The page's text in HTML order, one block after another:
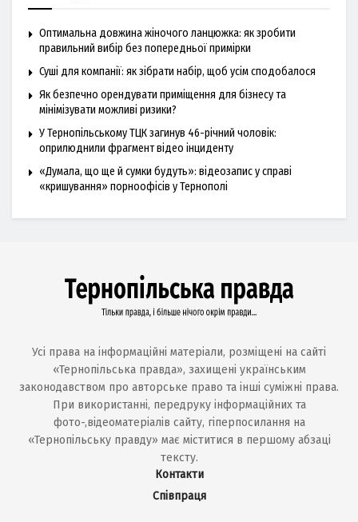
Оптимальна довжина жіночого ланцюжка: як зробити
правильний вибір без попередньої примірки
Суші для компанії: як зібрати набір, щоб усім сподобалося
Як безпечно орендувати приміщення для бізнесу та
мінімізувати можливі ризики?
У Тернопільському ТЦК загинув 46-річний чоловік:
оприлюднили фрагмент відео інциденту
«Думала, що ще й сумки будуть»: відеозапис у справі
«кришування» порноофісів у Тернополі
Усі права на інформаційні матеріали, розміщені на сайті
«Тернопільська правда», захищені українським
законодавством про авторське право та інші суміжні права.
При використанні, передруку інформаційних та
фото-,відеоматеріалів сайту, гіперпосилання на
«Тернопільську правду» має міститися в першому абзаці
тексту.
Контакти
Співпраця